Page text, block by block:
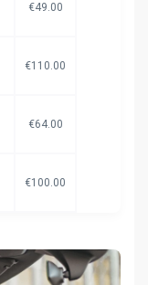
€49.00
€110.00
€64.00
€100.00